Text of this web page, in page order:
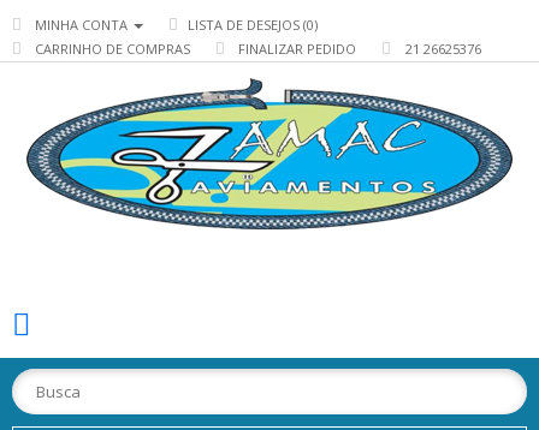
MINHA CONTA
LISTA DE DESEJOS (0)
CARRINHO DE COMPRAS
FINALIZAR PEDIDO 21 26625376